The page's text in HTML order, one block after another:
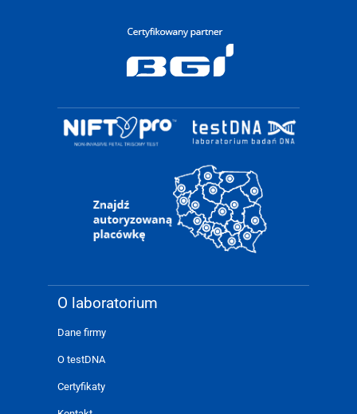
O laboratorium
Dane firmy
O testDNA
Certyfikaty